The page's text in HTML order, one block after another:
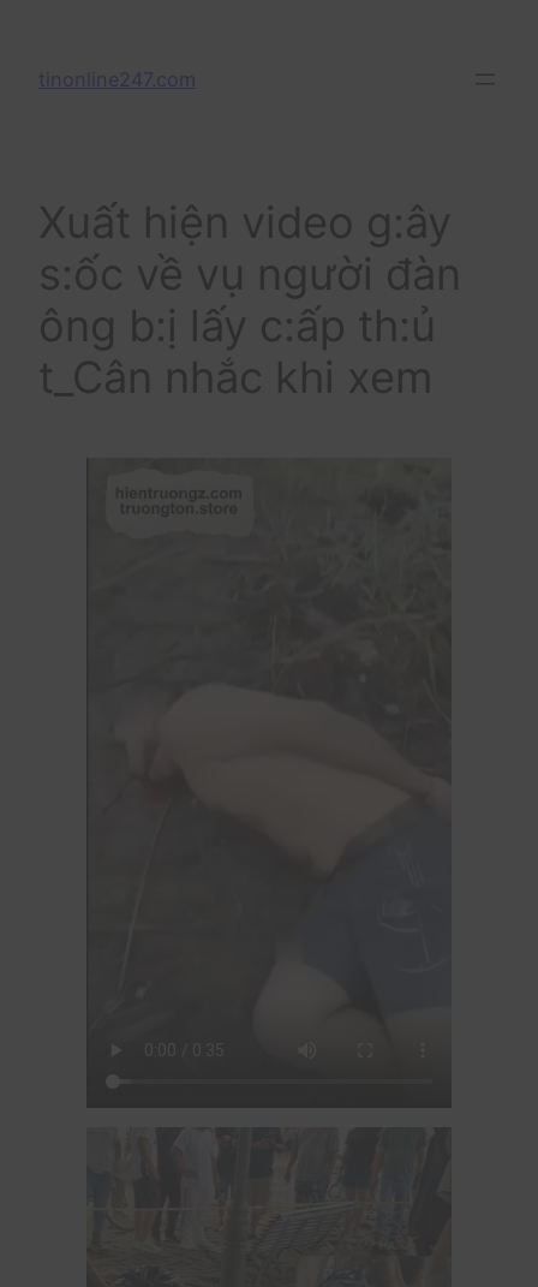
content
tinonline247.com
Xuất hiện video g:ây
s:ốc về vụ người đàn
ông b:ị lấy c:ấp th:ủ
t_Cân nhắc khi xem